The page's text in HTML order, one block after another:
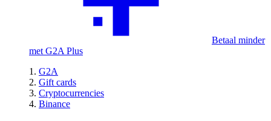
Betaal minder
met G2A Plus
G2A
Gift cards
Cryptocurrencies
Binance